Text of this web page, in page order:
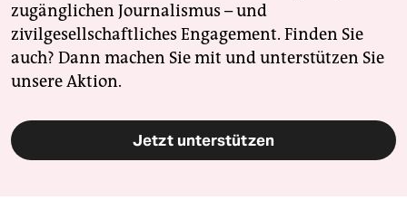
zugänglichen Journalismus – und
zivilgesellschaftliches Engagement. Finden Sie
auch? Dann machen Sie mit und unterstützen Sie
unsere Aktion.
Jetzt unterstützen